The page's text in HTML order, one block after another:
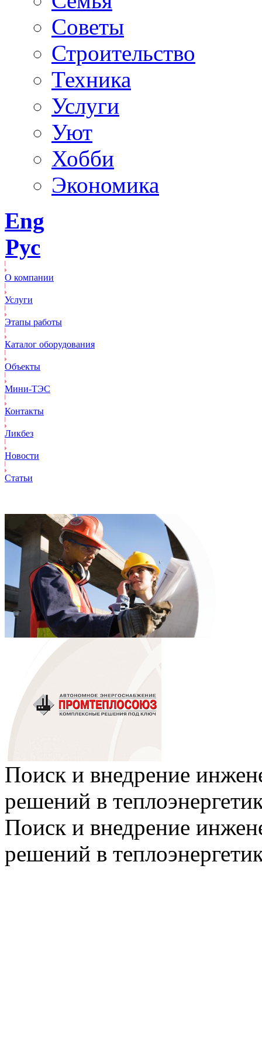
Советы
Строительство
Техника
Услуги
Уют
Хобби
Экономика
Eng
Рус
О компании
Услуги
Этапы работы
Каталог оборудования
Объекты
Mини-ТЭС
Контакты
Ликбез
Новости
Статьи
Поиск и внедрение
решений в
Поиск и внедрение
решений в